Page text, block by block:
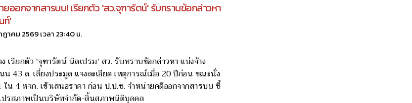
ยออกจากสารบบ! เรียกตัว 'สว.จุฑารัตน์' รับทราบข้อกล่าวหา
ท์'
าคม 2569 เวลา 23:40 น.
ง เรียกตัว 'จุฑารัตน์ นิลเปรม' สว. รับทราบข้อกล่าวหา แบ่งจ้าง
43 ล. เลี่ยงประมูล แจงละเอียด เหตุการณ์เมื่อ 20 ปีก่อน ขณะนั่ง
น 4 หจก. เข้าเสนอราคา ก่อน ป.ป.ช. จำหน่ายคดีออกจากสารบบ ชี้
รสภาพเป็นบริษัทจำกัด-สิ้นสภาพนิติบุคคล